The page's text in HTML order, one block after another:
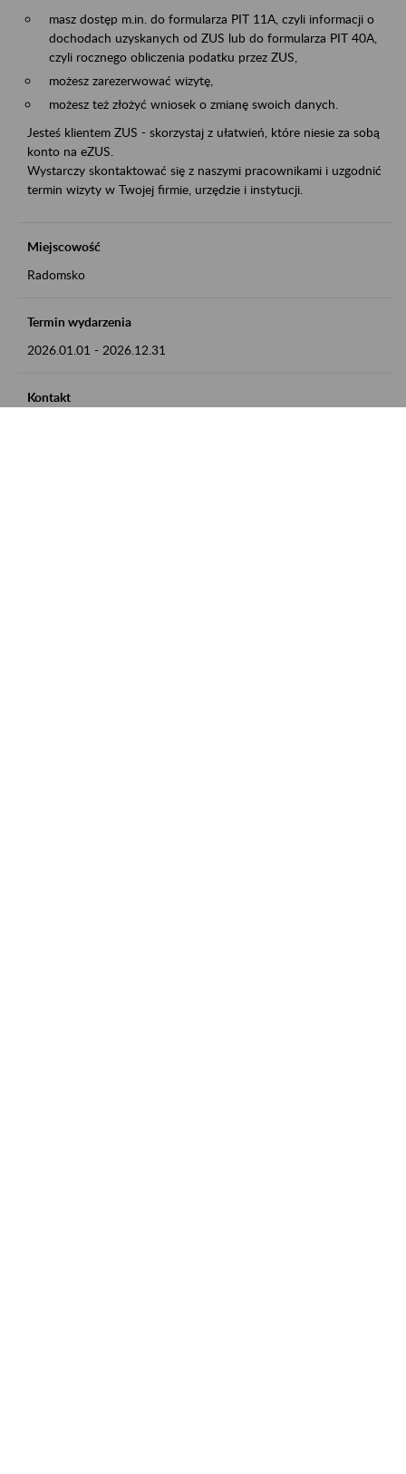
masz dostęp m.in. do formularza PIT 11A, czyli informacji o
dochodach uzyskanych od ZUS lub do formularza PIT 40A,
czyli rocznego obliczenia podatku przez ZUS,
możesz zarezerwować wizytę,
możesz też złożyć wniosek o zmianę swoich danych.
Jesteś klientem ZUS - skorzystaj z ułatwień, które niesie za sobą
konto na eZUS.
Wystarczy skontaktować się z naszymi pracownikami i uzgodnić
termin wizyty w Twojej firmie, urzędzie i instytucji.
Miejscowość
Radomsko
Termin wydarzenia
2026.01.01 - 2026.12.31
Kontakt